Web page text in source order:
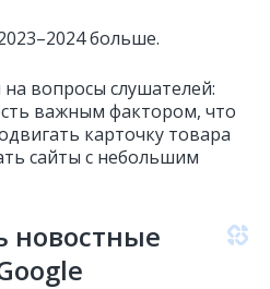
больше.
вопросы слушателей:
важным фактором, что
карточку товара
сайты с небольшим
новостные